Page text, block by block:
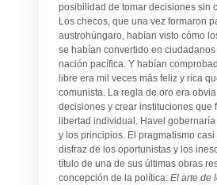
posibilidad de tomar decisiones sin
Los checos, que una vez formaron
austrohúngaro, habían visto cómo
se habían convertido en
nación pacífica. Y habían
libre era mil veces más feliz y rica
comunista. La regla de oro era
decisiones y crear instituciones que
libertad individual. Havel
y los principios. El pragmatismo casi
disfraz de los oportunistas y los
título de una de sus últimas obras
concepción de la política: El arte de